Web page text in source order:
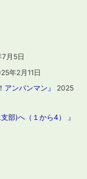
月5日
年2月11日
ンパンマン』
2025
部)へ（１から4） 』